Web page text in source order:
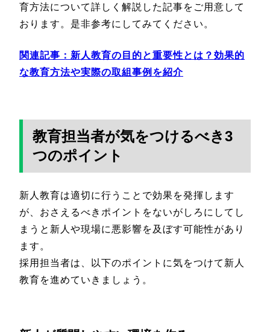
育方法について詳しく解説した記事をご用意して
おります。是非参考にしてみてください。
関連記事： 新人教育の目的と重要性とは？効果的
な教育方法や実際の取組事例を紹介
教育担当者が気をつけるべき3
つのポイント
新人教育は適切に行うことで効果を発揮します
が、おさえるべきポイントをないがしろにしてし
まうと新人や現場に悪影響を及ぼす可能性があり
ます。
採用担当者は、以下のポイントに気をつけて新人
教育を進めていきましょう。